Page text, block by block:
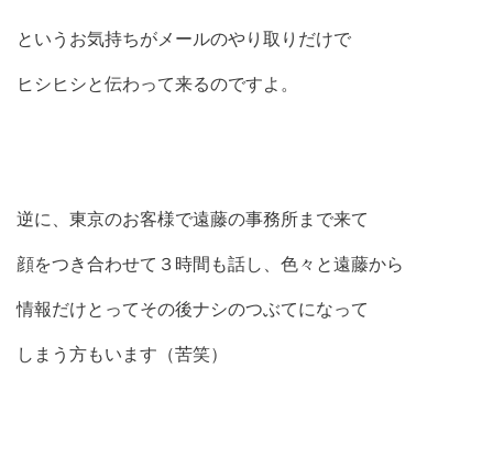
というお気持ちがメールのやり取りだけで
ヒシヒシと伝わって来るのですよ。
逆に、東京のお客様で遠藤の事務所まで来て
顔をつき合わせて３時間も話し、色々と遠藤から
情報だけとってその後ナシのつぶてになって
しまう方もいます（苦笑）